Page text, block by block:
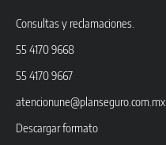
Consultas y reclamaciones.
55 4170 9668
55 4170 9667
atencionune@planseguro.com.mx
Descargar formato